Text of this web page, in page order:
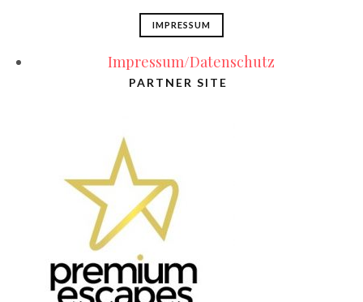
IMPRESSUM
Impressum/Datenschutz
PARTNER SITE